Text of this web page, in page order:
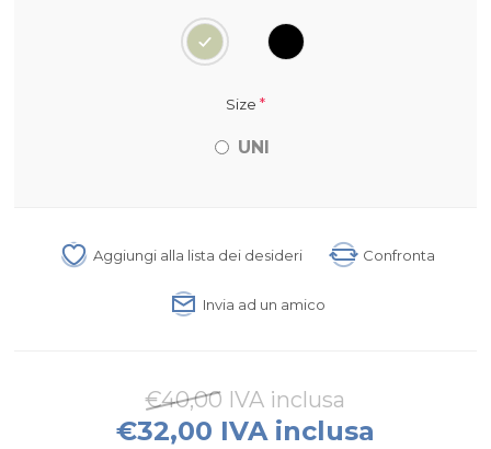
Size *
UNI
Aggiungi alla lista dei desideri Confronta
Invia ad un amico
€40,00 IVA inclusa
€32,00 IVA inclusa